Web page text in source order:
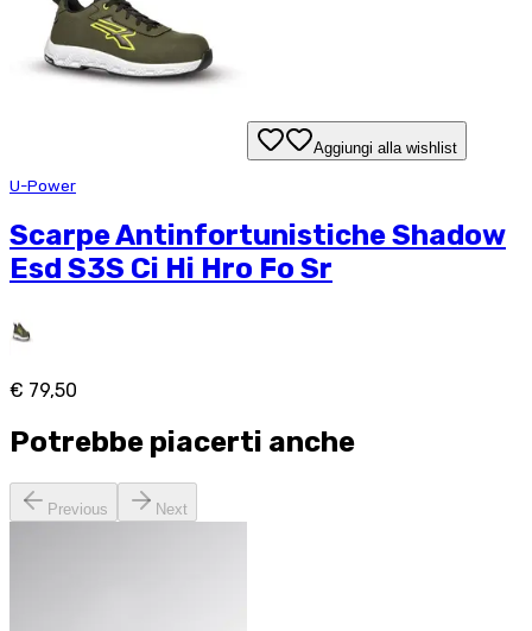
Aggiungi alla wishlist
U-Power
Scarpe Antinfortunistiche Shadow
Esd S3S Ci Hi Hro Fo Sr
€ 79,50
Potrebbe piacerti anche
Previous Next